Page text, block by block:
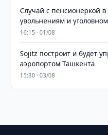
Случай с пенсионеркой
увольнениям и
16:15 · 01/08
Sojitz построит и будет
аэропортом Ташкента
15:30 · 03/08